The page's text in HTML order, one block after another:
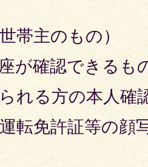
帯主のもの）
が確認できるも
れる方の本人確
転免許証等の顔